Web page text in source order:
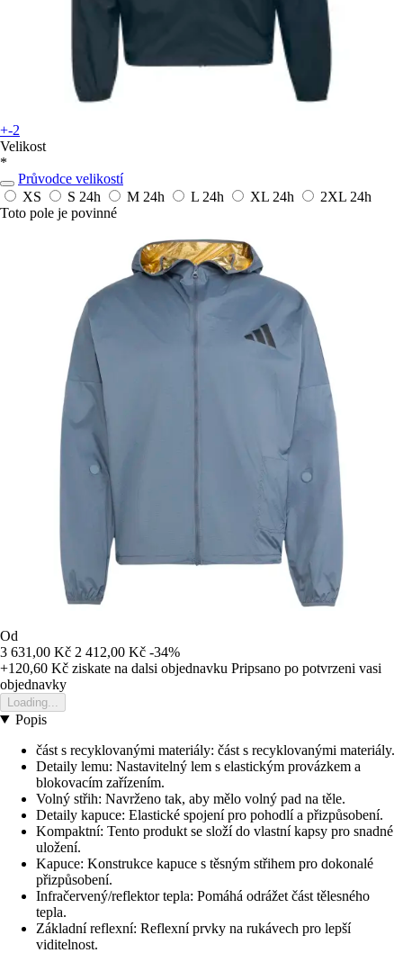
+-2
Velikost
*
Průvodce velikostí
XS
S 24h M 24h L 24h XL 24h 2XL 24h
Toto pole je povinné
Od
3 631,00 Kč 2 412,00 Kč -34%
+120,60 Kč ziskate na dalsi objednavku Pripsano po potvrzeni vasi
objednavky
Loading...
Popis
část s recyklovanými materiály: část s recyklovanými materiály.
Detaily lemu: Nastavitelný lem s elastickým provázkem a
blokovacím zařízením.
Volný střih: Navrženo tak, aby mělo volný pad na těle.
Detaily kapuce: Elastické spojení pro pohodlí a přizpůsobení.
Kompaktní: Tento produkt se složí do vlastní kapsy pro snadné
uložení.
Kapuce: Konstrukce kapuce s těsným střihem pro dokonalé
přizpůsobení.
Infračervený/reflektor tepla: Pomáhá odrážet část tělesného
tepla.
Základní reflexní: Reflexní prvky na rukávech pro lepší
viditelnost.